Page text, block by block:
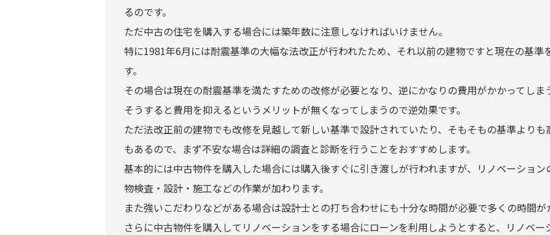
るのです。
ただ中古の住宅を購入する場合には築年数に注意しなければいけません。
特に1981年6月には耐震基準の大幅な法改正が行われたため、それ以前の建物ですと現在の基準
す。
その場合は現在の耐震基準を満たすための改修が必要となり、逆にかなりの費用がかかってしま
そうすると費用を抑えるというメリットが無くなってしまうので逆効果です。
ただ法改正前の建物でも改修を見越して新しい基準で設計されていたり、そもそもの基準より
もあるので、まず不安な場合は詳細の調査と診断を行うことをおすすめします。
基本的には中古物件を購入した場合には購入後すぐに引き渡しが行われますが、リノベーショ
物検査・設計・施工などの作業が加わります。
また強いこだわりなどがある場合は設計士との打ち合わせにも十分な時間が必要で多くの時間が
さらに中古物件を購入してリノベーションをする場合にローンを利用しようとすると、リノベ